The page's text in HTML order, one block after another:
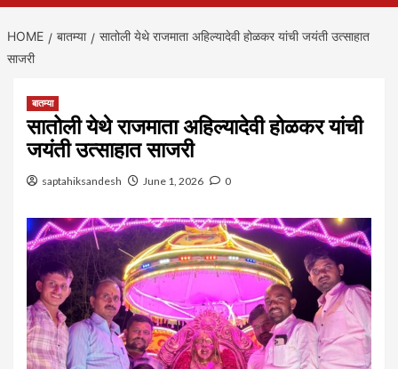
HOME बातम्या
सातोली येथे राजमाता अहिल्यादेवी होळकर यांची जयंती उत्साहात
साजरी
बातम्या
सातोली येथे राजमाता अहिल्यादेवी होळकर यांची
जयंती उत्साहात साजरी
saptahiksandesh June 1, 2026 0